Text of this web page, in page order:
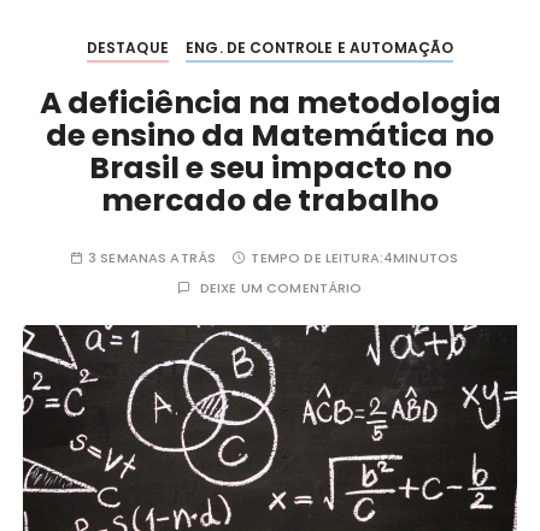
DESTAQUE ENG. DE CONTROLE E AUTOMAÇÃO
A deficiência na metodologia
de ensino da Matemática no
Brasil e seu impacto no
mercado de trabalho
3 SEMANAS ATRÁS TEMPO DE LEITURA:4MINUTOS
DEIXE UM COMENTÁRIO